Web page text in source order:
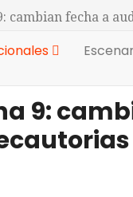
cambian fecha a
9: